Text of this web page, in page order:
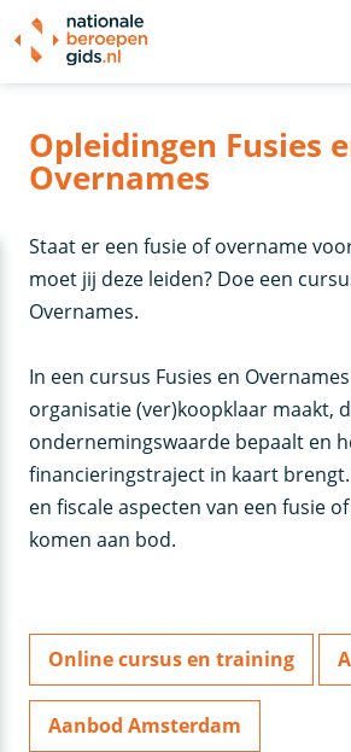
Opleidingen Fusies
Overnames
Staat er een fusie of overname
moet jij deze leiden? Doe een
Overnames.
In een cursus Fusies en
organisatie (ver)koopklaar maakt,
ondernemingswaarde bepaalt en
financieringstraject in kaart
en fiscale aspecten van een fusie
komen aan bod.
Online cursus en training
Aanbod Amsterdam